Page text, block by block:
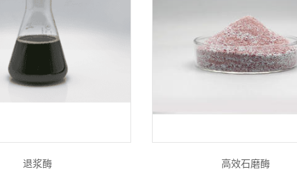
退浆酶 高效石磨酶